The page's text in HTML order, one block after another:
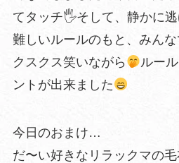
てタッチ🖐そして、静かに
難しいルールのもと、みん
クスクス笑いながら
ルー
ントが出来ました
今日のおまけ…
だ〜い好きなリラックマの